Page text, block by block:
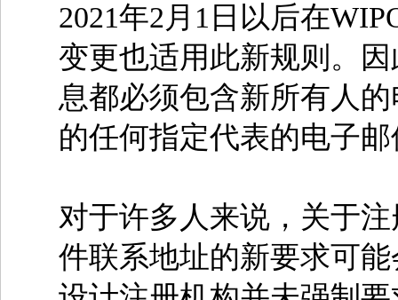
2021年2月1日以后在
变更也适用此新规则。
息都必须包含新所有人
的任何指定代表的电子
对于许多人来说，关于
件联系地址的新要求可